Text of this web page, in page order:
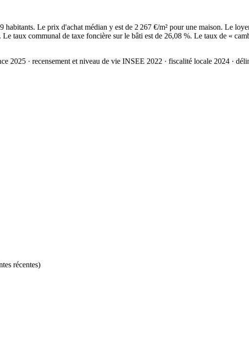
Le prix d'achat médian y est de 2 267 €/m² pour une maison. Le
taux communal de taxe foncière sur le bâti est de 26,08 %. Le taux de «
2025 · recensement et niveau de vie INSEE 2022 · fiscalité locale 2024 ·
récentes)